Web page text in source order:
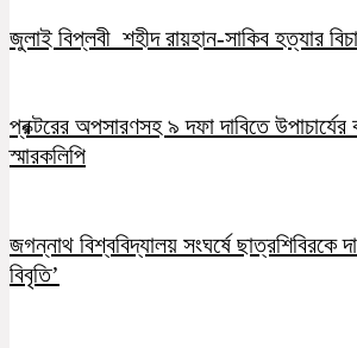
জুলাই বিপ্লবী শহীদ রায়হান-সাকিব হত্যার
প্রক্টরের অপসারণসহ ৯ দফা দাবিতে
স্মারকলিপি
জগন্নাথ বিশ্ববিদ্যালয় সংঘর্ষে ছাত্রশিবিরকে
বিবৃতি’